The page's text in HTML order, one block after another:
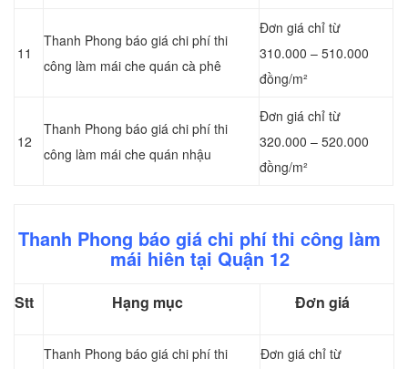
11
Thanh Phong báo giá chi phí thi
công làm mái che quán cà phê
Đơn giá chỉ từ
310.000 – 510.000
đồng/m²
12
Thanh Phong báo giá chi phí thi
công làm mái che quán nhậu
Đơn giá chỉ từ
320.000 – 520.000
đồng/m²
Thanh Phong báo giá chi phí thi công làm
mái hiên tại Quận 12
Stt Hạng mục Đơn giá
Thanh Phong báo giá chi phí thi
Đơn giá chỉ từ